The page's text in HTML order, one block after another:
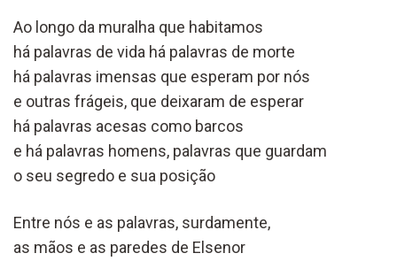
Ao longo da muralha que habitamos
há palavras de vida há palavras de morte
há palavras imensas que esperam por nós
e outras frágeis, que deixaram de esperar
há palavras acesas como barcos
e há palavras homens, palavras que guardam
o seu segredo e sua posição
Entre nós e as palavras, surdamente,
as mãos e as paredes de Elsenor